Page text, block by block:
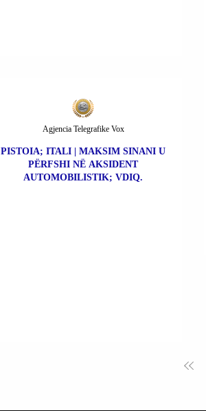
PISTOIA; ITALI | MAKSIM SINANI U
PËRFSHI NË AKSIDENT
AUTOMOBILISTIK; VDIQ.
Agjencia Telegrafike Vox